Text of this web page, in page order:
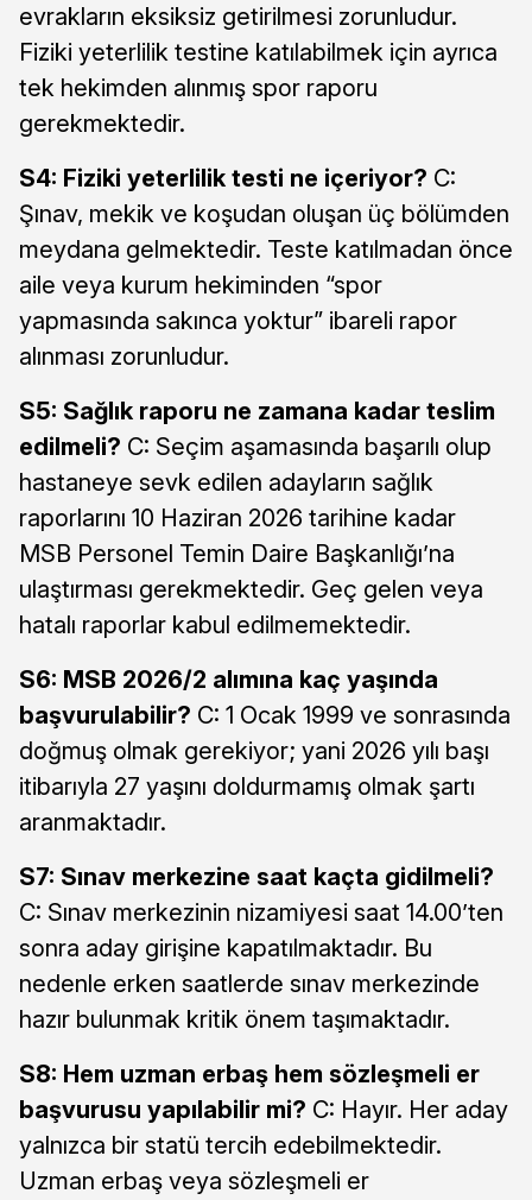
evrakların eksiksiz getirilmesi zorunludur.
Fiziki yeterlilik testine katılabilmek için ayrıca
tek hekimden alınmış spor raporu
gerekmektedir.
S4: Fiziki yeterlilik testi ne içeriyor? C:
Şınav, mekik ve koşudan oluşan üç bölümden
meydana gelmektedir. Teste katılmadan önce
aile veya kurum hekiminden “spor
yapmasında sakınca yoktur” ibareli rapor
alınması zorunludur.
S5: Sağlık raporu ne zamana kadar teslim
edilmeli? C: Seçim aşamasında başarılı olup
hastaneye sevk edilen adayların sağlık
raporlarını 10 Haziran 2026 tarihine kadar
MSB Personel Temin Daire Başkanlığı’na
ulaştırması gerekmektedir. Geç gelen veya
hatalı raporlar kabul edilmemektedir.
S6: MSB 2026/2 alımına kaç yaşında
başvurulabilir? C: 1 Ocak 1999 ve sonrasında
doğmuş olmak gerekiyor; yani 2026 yılı başı
itibarıyla 27 yaşını doldurmamış olmak şartı
aranmaktadır.
S7: Sınav merkezine saat kaçta gidilmeli?
C: Sınav merkezinin nizamiyesi saat 14.00’ten
sonra aday girişine kapatılmaktadır. Bu
nedenle erken saatlerde sınav merkezinde
hazır bulunmak kritik önem taşımaktadır.
S8: Hem uzman erbaş hem sözleşmeli er
başvurusu yapılabilir mi? C: Hayır. Her aday
yalnızca bir statü tercih edebilmektedir.
Uzman erbaş veya sözleşmeli er